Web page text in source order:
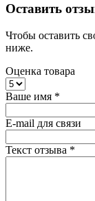
Оставить
Чтобы оставить
ниже.
Оценка товара
Ваше имя *
E-mail для связи
Текст отзыва *